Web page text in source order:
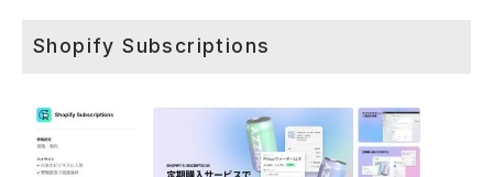
Shopify Subscriptions